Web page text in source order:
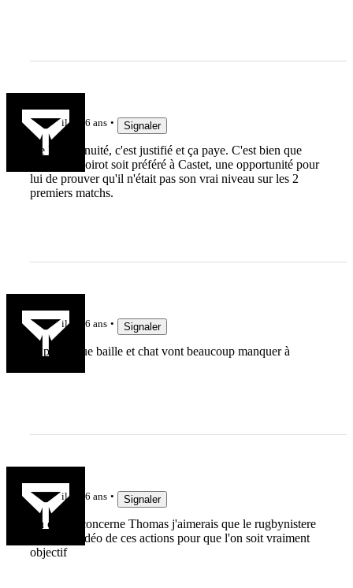
il y a 6 ans Signaler
De la continuité, c'est justifié et ça paye. C'est bien que
Jefferson Poirot soit préféré à Castet, une opportunité pour
lui de prouver qu'il n'était pas son vrai niveau sur les 2
premiers matchs.
il y a 6 ans Signaler
Je pense que baille et chat vont beaucoup manquer à
il y a 6 ans Signaler
En ce qui concerne Thomas j'aimerais que le rugbynistere
face une vidéo de ces actions pour que l'on soit vraiment
objectif